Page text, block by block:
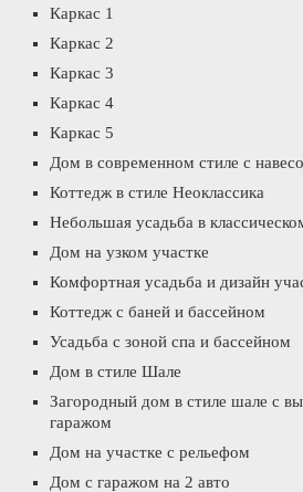
Каркас 1
Каркас 2
Каркас 3
Каркас 4
Каркас 5
Дом в современном стиле с
Коттедж в стиле Неоклассика
Небольшая усадьба в
Дом на узком участке
Комфортная усадьба и дизайн
Коттедж с баней и бассейном
Усадьба с зоной спа и бассейном
Дом в стиле Шале
Загородный дом в стиле шале с
гаражом
Дом на участке с рельефом
Дом с гаражом на 2 авто